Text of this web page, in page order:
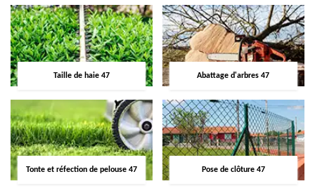
Taille de haie 47 Abattage d'arbres 47
Tonte et réfection de pelouse 47 Pose de clôture 47